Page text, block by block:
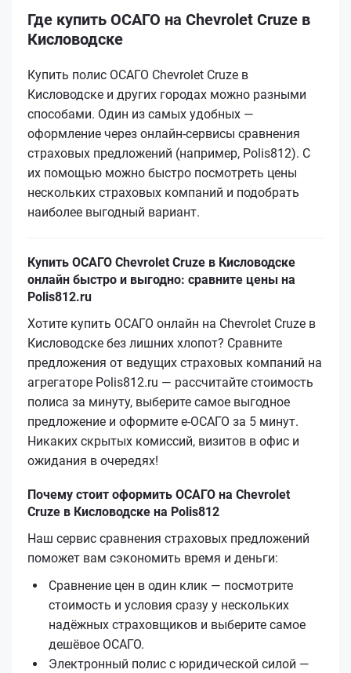
Где купить ОСАГО на Chevrolet Cruze в
Кисловодске
Купить полис ОСАГО Chevrolet Cruze в
Кисловодске и других городах можно разными
способами. Один из самых удобных —
оформление через онлайн-сервисы сравнения
страховых предложений (например, Polis812). С
их помощью можно быстро посмотреть цены
нескольких страховых компаний и подобрать
наиболее выгодный вариант.
Купить ОСАГО Chevrolet Cruze в Кисловодске
онлайн быстро и выгодно: сравните цены на
Polis812.ru
Хотите купить ОСАГО онлайн на Chevrolet Cruze в
Кисловодске без лишних хлопот? Сравните
предложения от ведущих страховых компаний на
агрегаторе Polis812.ru — рассчитайте стоимость
полиса за минуту, выберите самое выгодное
предложение и оформите е‑ОСАГО за 5 минут.
Никаких скрытых комиссий, визитов в офис и
ожидания в очередях!
Почему стоит оформить ОСАГО на Chevrolet
Cruze в Кисловодске на Polis812
Наш сервис сравнения страховых предложений
поможет вам сэкономить время и деньги:
Сравнение цен в один клик — посмотрите
стоимость и условия сразу у нескольких
надёжных страховщиков и выберите самое
дешёвое ОСАГО.
Электронный полис с юридической силой —